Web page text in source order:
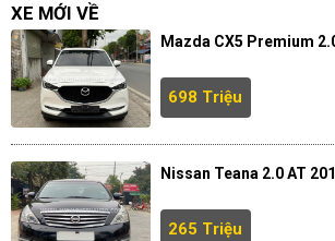
XE MỚI VỀ
Mazda CX5 Premium
698 Triệu
Nissan Teana 2.0 AT
265 Triệu